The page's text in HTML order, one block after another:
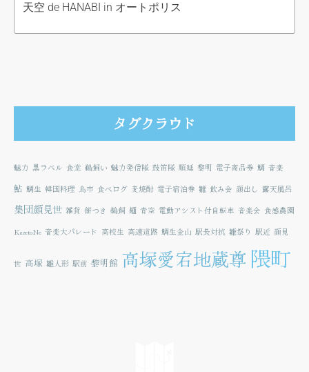
天空 de HANABI in オートポリス
タグクラウド
魅力 黒ラベル 食堂 鵜飼い 魅力発信隊 鼓笛隊 順延 黎明 電子商品券 鯛 音楽
鮎 鯛生 韓国料理 鳥市 食べログ 麦焼酎 電子宿泊券 雛 飲み会 顔出し 露天風呂
集団顔見世 雑貨 餅つき 鵜飼 麺 青空 電動アシスト付自転車 音楽会 食感農園
KazetoNe 音楽大パレード 高校生 高速道路 鯛生金山 駅長対抗 雛祭り 駅近 顔見
世 高塚 雛人形 駅前 黎明館 高塚愛宕地蔵尊 隈町